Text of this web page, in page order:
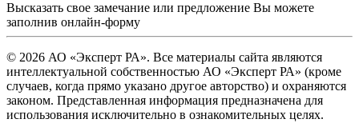
Высказать свое замечание или предложение Вы можете
заполнив онлайн-форму
© 2026 АО «Эксперт РА». Все материалы сайта являются
интеллектуальной собственностью АО «Эксперт РА» (кроме
случаев, когда прямо указано другое авторство) и охраняются
законом. Представленная информация предназначена для
использования исключительно в ознакомительных целях.